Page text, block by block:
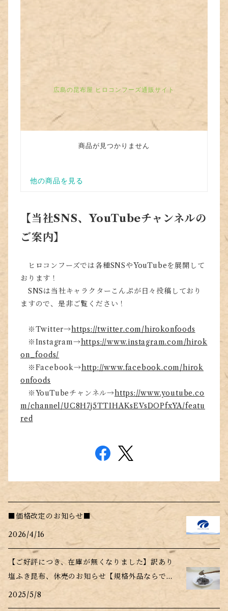
【当社SNS、YouTubeチャンネルの
ご案内】
ヒロコンフーズでは各種SNSやYouTubeを展開して
おります！
SNSは当社キャラクターこんぷが日々投稿しており
ますので、是非ご覧ください！
※Twitter→https://twitter.com/hirokonfoods
※Instagram→https://www.instagram.com/hirok
on_foods/
※Facebook→http://www.facebook.com/hirok
onfoods
※YouTubeチャンネル→https://www.youtube.co
m/channel/UC8H7j5TTIHAKsEVsDOPfxYA/featu
red
■価格改定のお知らせ■
2026/4/16
【ご好評につき、在庫が無くなりました】訳あり
塩ふき昆布、休売のお知らせ【規格外品ならでは
の事情】
2025/5/8